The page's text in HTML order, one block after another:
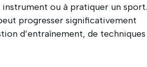
ou à pratiquer un sport.
progresser significativement
d’entraînement, de techniques